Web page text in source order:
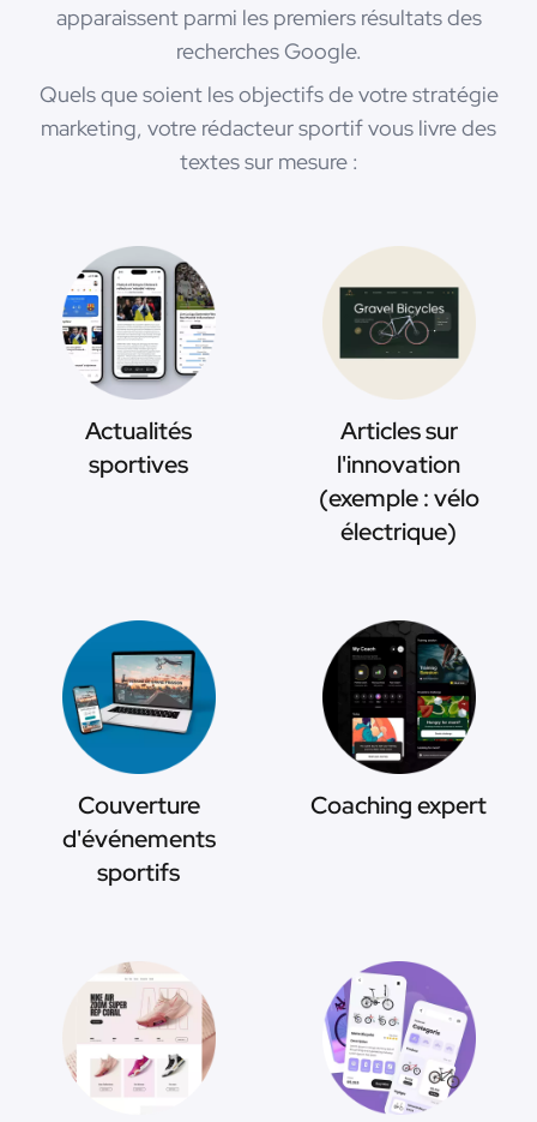
apparaissent parmi les premiers résultats des
recherches Google.
Quels que soient les objectifs de votre stratégie
marketing, votre rédacteur sportif vous livre des
textes sur mesure :
Actualités
sportives
Articles sur
l'innovation
(exemple : vélo
électrique)
Couverture
d'événements
sportifs
Coaching expert